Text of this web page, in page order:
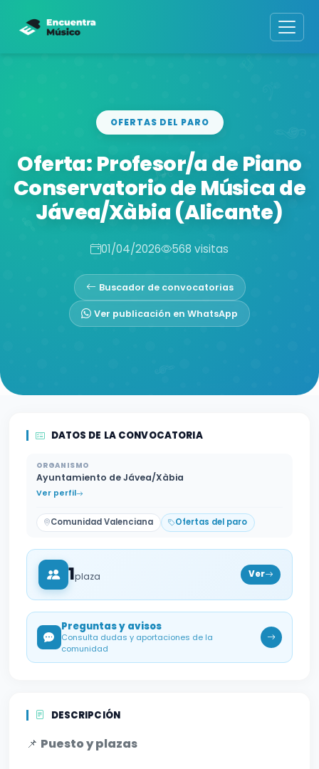
OFERTAS DEL PARO
Oferta: Profesor/a de Piano
Conservatorio de Música de
Jávea/Xàbia (Alicante)
01/04/2026 568 visitas
Buscador de convocatorias
Ver publicación en WhatsApp
DATOS DE LA CONVOCATORIA
ORGANISMO
Ayuntamiento de Jávea/Xàbia
Ver perfil
Comunidad Valenciana Ofertas del paro
1plaza Ver
Preguntas y avisos
Consulta dudas y aportaciones de la
comunidad
DESCRIPCIÓN
📌 Puesto y plazas